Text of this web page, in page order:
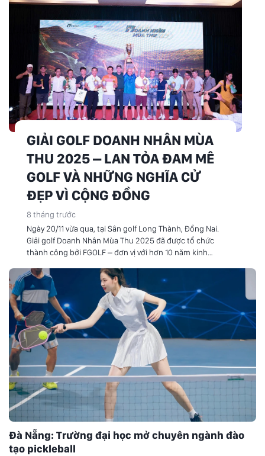
GIẢI GOLF DOANH NHÂN MÙA
THU 2025 – LAN TỎA ĐAM MÊ
GOLF VÀ NHỮNG NGHĨA CỬ
ĐẸP VÌ CỘNG ĐỒNG
8 tháng trước
Ngày 20/11 vừa qua, tại Sân golf Long Thành, Đồng Nai.
Giải golf Doanh Nhân Mùa Thu 2025 đã được tổ chức
thành công bởi FGOLF – đơn vị với hơn 10 năm kinh
golf tại Việt Nam. Giải golf DOANH NHÂN MÙA THU…
Đà Nẵng: Trường đại học mở chuyên ngành đào
tạo pickleball